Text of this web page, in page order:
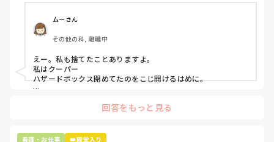
プリセプターに
「普通鑷子捨てる！？明らかに使い捨てて良いような安物じ
ゃないよね？」
「そんなミスした新人、あなたが初めてだよ」
と言われました。。
たしかに、よくよく考えてみれば
手術室で使った物品も全部滅菌して使いまわすし、
なんで頭回らなかったんだろう😭
市長さんは、
ムーさん
その他の科, 離職中
えー。私も捨てたことありますよ。
私はクーパー
ハザードボックス閉めてたのをこじ開けるはめに。
に出しちゃったり。(これは問題か💦)
回答をもっと見る
看護・お仕事 👑殿堂入り